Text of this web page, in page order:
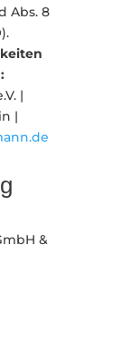
Abs. 8
|
|
&